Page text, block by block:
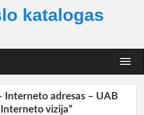
katalogas
T
o
Interneto adresas – UAB
vizija”